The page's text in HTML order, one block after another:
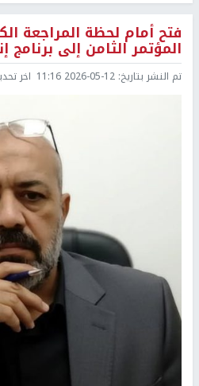
فتح أمام لحظة المراجعة
المؤتمر الثامن إلى برنامج
تم النشر بتاريخ: 2026-05-12 11:16 اخر